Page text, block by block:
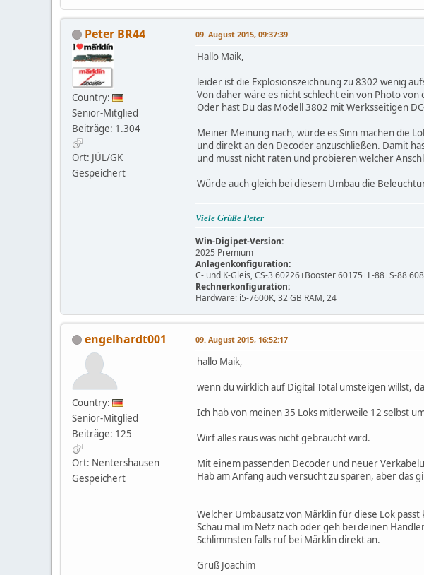
Peter BR44
Country:
Senior-Mitglied
Beiträge: 1.304
Ort: JÜL/GK
Gespeichert
09. August 2015, 09:37:39
Hallo Maik,
leider ist die Explosionszeichnung zu 8302 wenig
Von daher wäre es nicht schlecht ein von Photo von
Oder hast Du das Modell 3802 mit Werksseitigen
Meiner Meinung nach, würde es Sinn machen die
und direkt an den Decoder anzuschließen. Damit
und musst nicht raten und probieren welcher
Würde auch gleich bei diesem Umbau die
Viele Grüße Peter
Win-Digipet-Version:
2025 Premium
Anlagenkonfiguration:
C- und K-Gleis, CS-3 60226+Booster 60175+L-88+S-88
Rechnerkonfiguration:
Hardware: i5-7600K, 32 GB RAM, 24
engelhardt001
Country:
Senior-Mitglied
Beiträge: 125
Ort: Nentershausen
Gespeichert
09. August 2015, 16:52:17
hallo Maik,
wenn du wirklich auf Digital Total umsteigen willst,
Ich hab von meinen 35 Loks mitlerweile 12 selbst
Wirf alles raus was nicht gebraucht wird.
Mit einem passenden Decoder und neuer
Hab am Anfang auch versucht zu sparen, aber das
Welcher Umbausatz von Märklin für diese Lok passt
Schau mal im Netz nach oder geh bei deinen
Schlimmsten falls ruf bei Märklin direkt an.
Gruß Joachim